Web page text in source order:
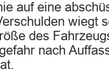
auf eine
wiegt
des
nach